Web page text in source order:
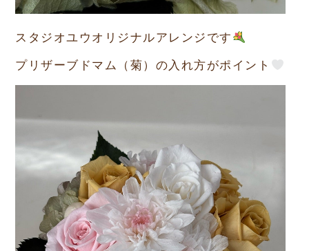
スタジオユウオリジナルアレンジです
プリザーブドマム（菊）の入れ方がポイント